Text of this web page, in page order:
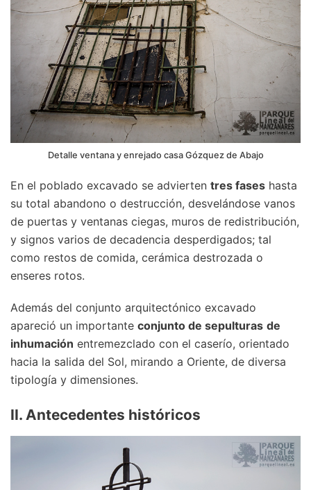
Detalle ventana y enrejado casa Gózquez de Abajo
En el poblado excavado se advierten tres fases hasta
su total abandono o destrucción, desvelándose vanos
de puertas y ventanas ciegas, muros de redistribución,
y signos varios de decadencia desperdigados; tal
como restos de comida, cerámica destrozada o
enseres rotos.
Además del conjunto arquitectónico excavado
apareció un importante conjunto de sepulturas de
inhumación entremezclado con el caserío, orientado
hacia la salida del Sol, mirando a Oriente, de diversa
tipología y dimensiones.
II. Antecedentes históricos